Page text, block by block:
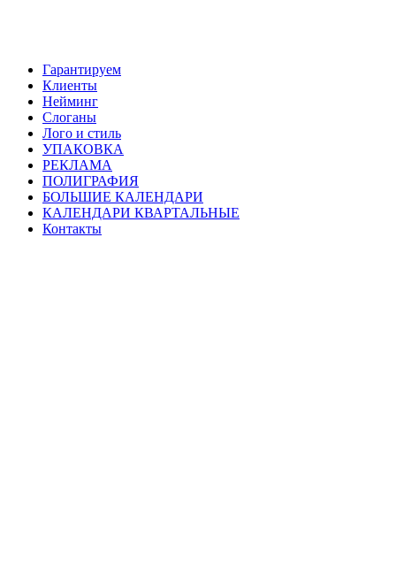
Гарантируем
Клиенты
Нейминг
Слоганы
Лого и стиль
УПАКОВКА
РЕКЛАМА
ПОЛИГРАФИЯ
БОЛЬШИЕ КАЛЕНДАРИ
КАЛЕНДАРИ КВАРТАЛЬНЫЕ
Контакты